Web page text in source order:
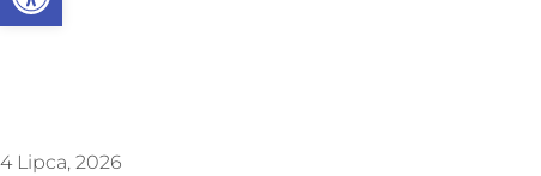
4 Lipca, 2026